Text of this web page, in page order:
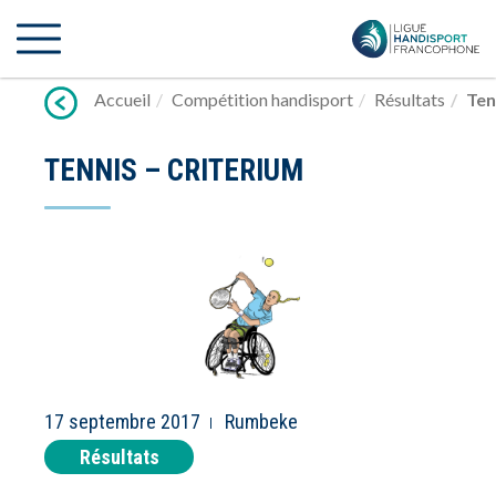
vers
Accueil
Compétition handisport Résultats
TENNIS – CRITERIUM
17 septembre 2017
Rumbeke
Résultats